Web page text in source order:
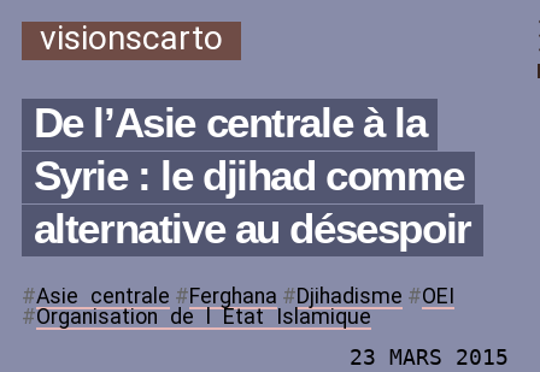
visionscarto
De l’Asie centrale à la
Syrie : le djihad comme
alternative au désespoir
#Asie centrale #Ferghana #Djihadisme #OEI
#Organisation_de_l_Etat_Islamique
23 MARS 2015